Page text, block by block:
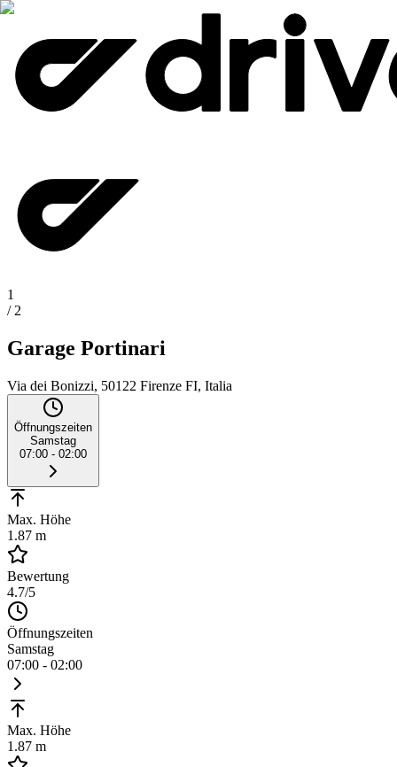
1
/ 2
Garage Portinari
Via dei Bonizzi, 50122 Firenze FI, Italia
Öffnungszeiten
Samstag
07:00 - 02:00
Max. Höhe
1.87 m
Bewertung
4.7/5
Öffnungszeiten
Samstag
07:00 - 02:00
Max. Höhe
1.87 m